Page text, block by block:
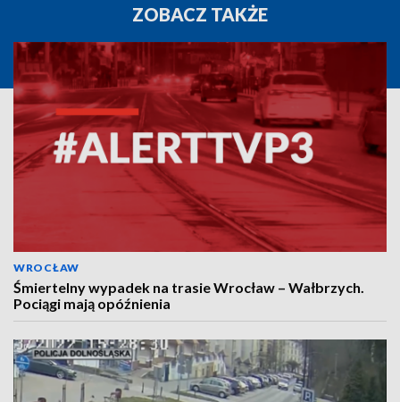
ZOBACZ TAKŻE
WROCŁAW
Śmiertelny wypadek na trasie Wrocław – Wałbrzych.
Pociągi mają opóźnienia